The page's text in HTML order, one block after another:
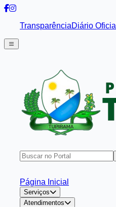
TransparênciaDiário Oficial
Página Inicial
Serviços
Atendimentos